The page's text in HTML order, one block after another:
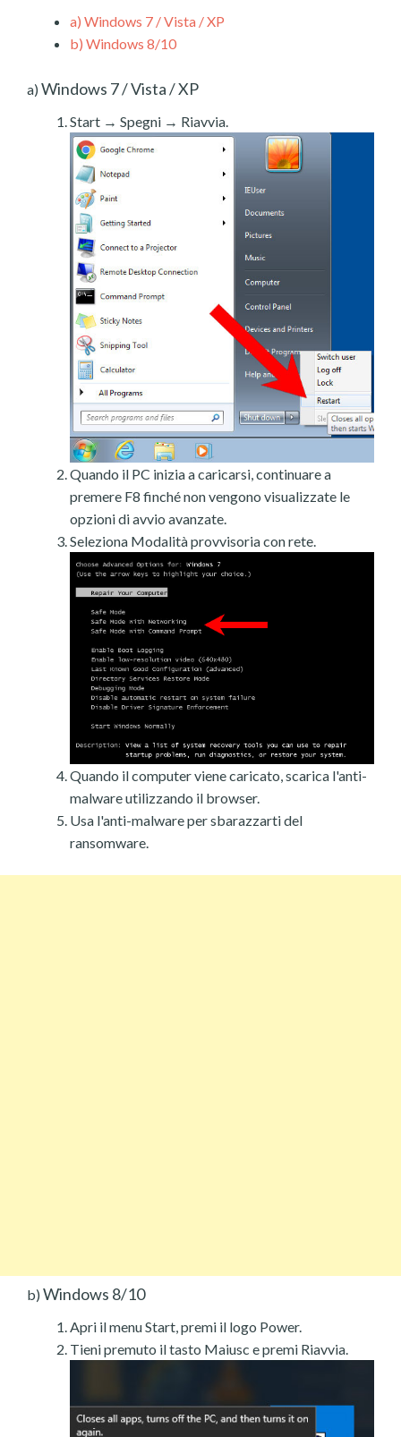
a) Windows 7 / Vista / XP
b) Windows 8/10
a) Windows 7 / Vista / XP
Start → Spegni → Riavvia.
Quando il PC inizia a caricarsi, continuare a
premere F8 finché non vengono visualizzate le
opzioni di avvio avanzate.
Seleziona Modalità provvisoria con rete.
Quando il computer viene caricato, scarica l'anti-
malware utilizzando il browser.
Usa l'anti-malware per sbarazzarti del
ransomware.
b) Windows 8/10
Apri il menu Start, premi il logo Power.
Tieni premuto il tasto Maiusc e premi Riavvia.